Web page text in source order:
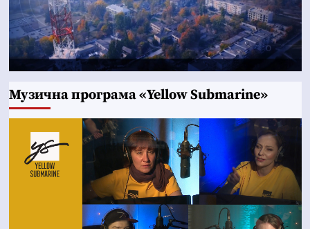
Музична програма «Yellow Submarine»